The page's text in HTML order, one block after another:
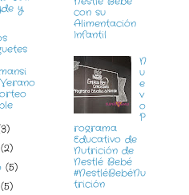
y
(2)
(5)
(5)
con su
Alimentación
Infantil
N
u
e
v
o
P
rograma
Educativo de
Nutrición de
Nestlé Bebé
#NestléBebéNu
trición